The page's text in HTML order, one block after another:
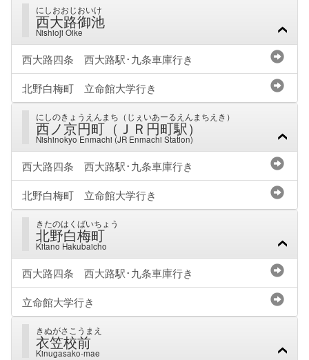
にしおおじおいけ
西大路御池
Nishioji Oike
西大路四条 西大路駅･九条車庫行き
北野白梅町 立命館大学行き
にしのきょうえんまち（じぇいあーるえんまちえき）
西ノ京円町（ＪＲ円町駅）
Nishinokyo Enmachi (JR Enmachi Station)
西大路四条 西大路駅･九条車庫行き
北野白梅町 立命館大学行き
きたのはくばいちょう
北野白梅町
Kitano Hakubaicho
西大路四条 西大路駅･九条車庫行き
立命館大学行き
きぬがさこうまえ
衣笠校前
Kinugasako-mae